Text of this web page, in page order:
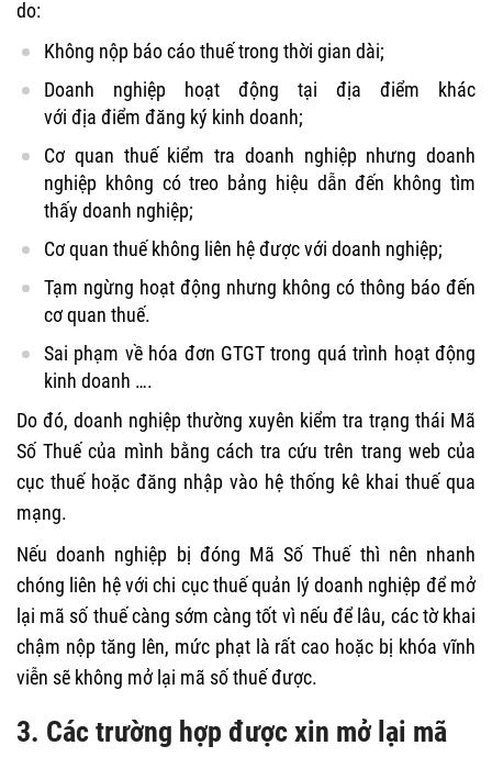
do:
Không nộp báo cáo thuế trong thời gian dài;
Doanh nghiệp hoạt động tại địa điểm khác
với địa điểm đăng ký kinh doanh;
Cơ quan thuế kiểm tra doanh nghiệp nhưng doanh
nghiệp không có treo bảng hiệu dẫn đến không tìm
thấy doanh nghiệp;
Cơ quan thuế không liên hệ được với doanh nghiệp;
Tạm ngừng hoạt động nhưng không có thông báo đến
cơ quan thuế.
Sai phạm về hóa đơn GTGT trong quá trình hoạt động
kinh doanh ….
Do đó, doanh nghiệp thường xuyên kiểm tra trạng thái Mã
Số Thuế của mình bằng cách tra cứu trên trang web của
cục thuế hoặc đăng nhập vào hệ thống kê khai thuế qua
mạng.
Nếu doanh nghiệp bị đóng Mã Số Thuế thì nên nhanh
chóng liên hệ với chi cục thuế quản lý doanh nghiệp để mở
lại mã số thuế càng sớm càng tốt vì nếu để lâu, các tờ khai
chậm nộp tăng lên, mức phạt là rất cao hoặc bị khóa vĩnh
viễn sẽ không mở lại mã số thuế được.
3. Các trường hợp được xin mở lại mã